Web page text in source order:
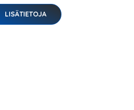
LISÄTIETOJA